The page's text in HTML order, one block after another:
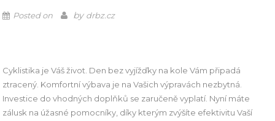
Posted on by drbz.cz
Cyklistika je Váš život. Den bez vyjížďky na kole Vám připadá
ztracený. Komfortní výbava je na Vašich výpravách nezbytná.
Investice do vhodných doplňků se zaručeně vyplatí. Nyní máte
zálusk na úžasné pomocníky, díky kterým zvýšíte efektivitu Vaší